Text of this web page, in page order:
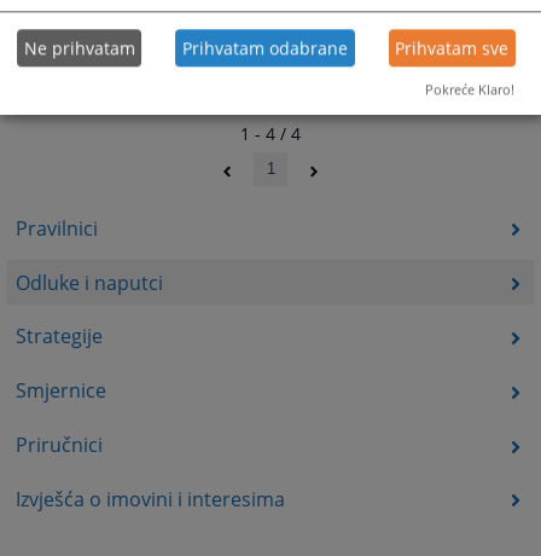
Pravilnici
Odluke i naputci
Strategije
Smjernice
Priručnici
Izvješća o imovini i interesima
1 - 4 / 4
1
Ne prihvatam Prihvatam odabrane Prihvatam sve
Pokreće Klaro!